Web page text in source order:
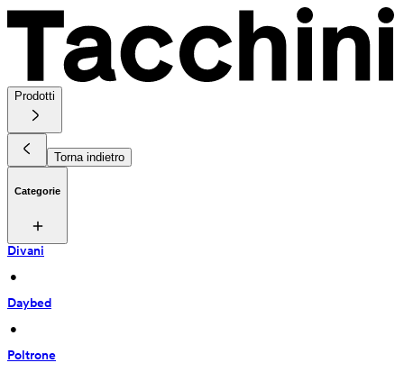
Prodotti
Torna indietro
Categorie
Divani
•
Daybed
•
Poltrone